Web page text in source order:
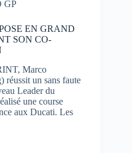
GP
EN GRAND
SON CO-
Marco
un sans faute
Leader du
une course
aux Ducati. Les